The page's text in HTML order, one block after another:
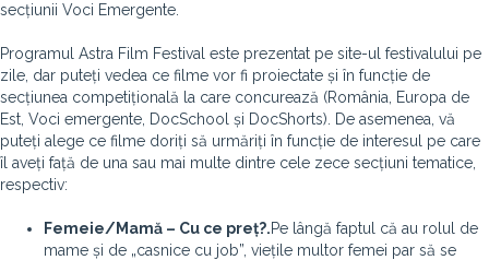
secțiunii Voci Emergente.
Programul Astra Film Festival este prezentat pe site-ul festivalului pe
zile, dar puteți vedea ce filme vor fi proiectate și în funcție de
secțiunea competițională la care concurează (România, Europa de
Est, Voci emergente, DocSchool și DocShorts). De asemenea, vă
puteți alege ce filme doriți să urmăriți în funcție de interesul pe care
îl aveți față de una sau mai multe dintre cele zece secțiuni tematice,
respectiv:
Femeie/Mamă – Cu ce preț?.Pe lângă faptul că au rolul de
mame și de „casnice cu job”, viețile multor femei par să se